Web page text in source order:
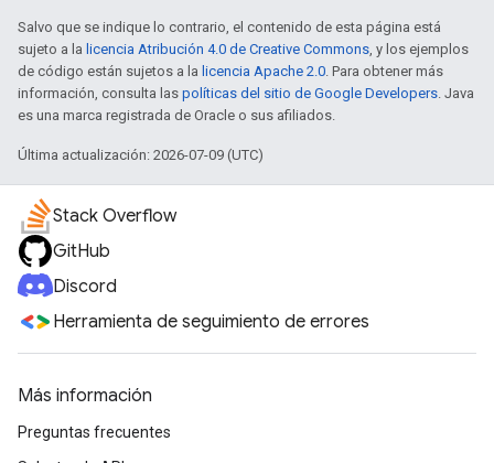
Salvo que se indique lo contrario, el contenido de esta página está
sujeto a la licencia Atribución 4.0 de Creative Commons, y los ejemplos
de código están sujetos a la licencia Apache 2.0. Para obtener más
información, consulta las políticas del sitio de Google Developers. Java
es una marca registrada de Oracle o sus afiliados.
Última actualización: 2026-07-09 (UTC)
Stack Overflow
GitHub
Discord
Herramienta de seguimiento de errores
Más información
Preguntas frecuentes